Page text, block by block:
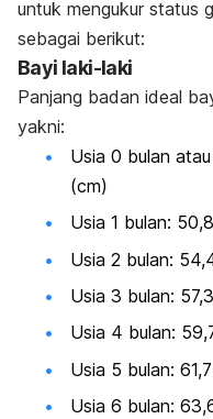
untuk mengukur status
sebagai berikut:
Bayi laki-laki
Panjang badan ideal
yakni:
Usia 0 bulan
(cm)
Usia 1 bulan:
Usia 2 bulan:
Usia 3 bulan:
Usia 4 bulan:
Usia 5 bulan:
Usia 6 bulan: